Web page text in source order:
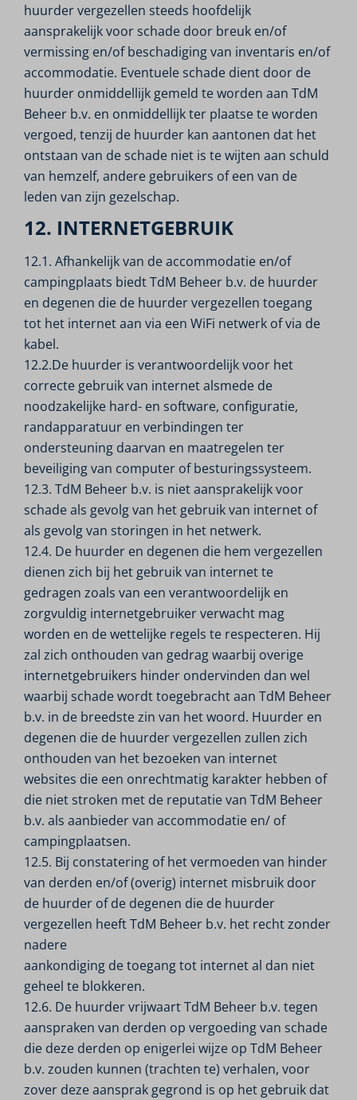
huurder vergezellen steeds hoofdelijk
aansprakelijk voor schade door breuk en/of
vermissing en/of beschadiging van inventaris en/of
accommodatie. Eventuele schade dient door de
huurder onmiddellijk gemeld te worden aan TdM
Beheer b.v. en onmiddellijk ter plaatse te worden
vergoed, tenzij de huurder kan aantonen dat het
ontstaan van de schade niet is te wijten aan schuld
van hemzelf, andere gebruikers of een van de
leden van zijn gezelschap.
12. INTERNETGEBRUIK
12.1. Afhankelijk van de accommodatie en/of
campingplaats biedt TdM Beheer b.v. de huurder
en degenen die de huurder vergezellen toegang
tot het internet aan via een WiFi netwerk of via de
kabel.
12.2.De huurder is verantwoordelijk voor het
correcte gebruik van internet alsmede de
noodzakelijke hard- en software, configuratie,
randapparatuur en verbindingen ter
ondersteuning daarvan en maatregelen ter
beveiliging van computer of besturingssysteem.
12.3. TdM Beheer b.v. is niet aansprakelijk voor
schade als gevolg van het gebruik van internet of
als gevolg van storingen in het netwerk.
12.4. De huurder en degenen die hem vergezellen
dienen zich bij het gebruik van internet te
gedragen zoals van een verantwoordelijk en
zorgvuldig internetgebruiker verwacht mag
worden en de wettelijke regels te respecteren. Hij
zal zich onthouden van gedrag waarbij overige
internetgebruikers hinder ondervinden dan wel
waarbij schade wordt toegebracht aan TdM Beheer
b.v. in de breedste zin van het woord. Huurder en
degenen die de huurder vergezellen zullen zich
onthouden van het bezoeken van internet
websites die een onrechtmatig karakter hebben of
die niet stroken met de reputatie van TdM Beheer
b.v. als aanbieder van accommodatie en/ of
campingplaatsen.
12.5. Bij constatering of het vermoeden van hinder
van derden en/of (overig) internet misbruik door
de huurder of de degenen die de huurder
vergezellen heeft TdM Beheer b.v. het recht zonder
nadere
aankondiging de toegang tot internet al dan niet
geheel te blokkeren.
12.6. De huurder vrijwaart TdM Beheer b.v. tegen
aanspraken van derden op vergoeding van schade
die deze derden op enigerlei wijze op TdM Beheer
b.v. zouden kunnen (trachten te) verhalen, voor
zover deze aansprak gegrond is op het gebruik dat